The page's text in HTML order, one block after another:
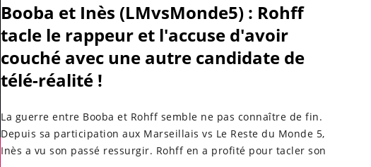
Booba et Inès (LMvsMonde5) : Rohff
tacle le rappeur et l'accuse d'avoir
couché avec une autre candidate de
télé-réalité !
La guerre entre Booba et Rohff semble ne pas connaître de fin.
Depuis sa participation aux Marseillais vs Le Reste du Monde 5,
Inès a vu son passé ressurgir. Rohff en a profité pour tacler son